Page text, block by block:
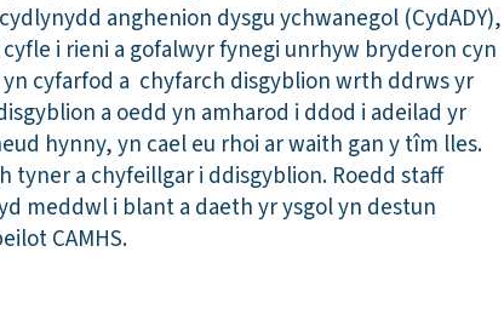
anghenion dysgu ychwanegol (CydADY),
i rieni a gofalwyr fynegi unrhyw bryderon cyn
cyfarfod a chyfarch disgyblion wrth ddrws yr
a oedd yn amharod i ddod i adeilad yr
hynny, yn cael eu rhoi ar waith gan y tîm lles.
a chyfeillgar i ddisgyblion. Roedd staff
meddwl i blant a daeth yr ysgol yn destun
CAMHS.